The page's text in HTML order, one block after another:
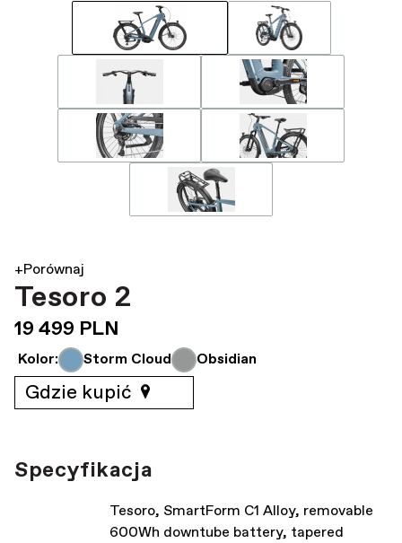
+Porównaj
Tesoro 2
19 499 PLN
Kolor: Storm Cloud Obsidian
Gdzie kupić
Specyfikacja
Tesoro, SmartForm C1 Alloy, removable
600Wh downtube battery, tapered